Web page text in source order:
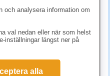
och analysera information om
val nedan eller när som helst
inställningar längst ner på
alla